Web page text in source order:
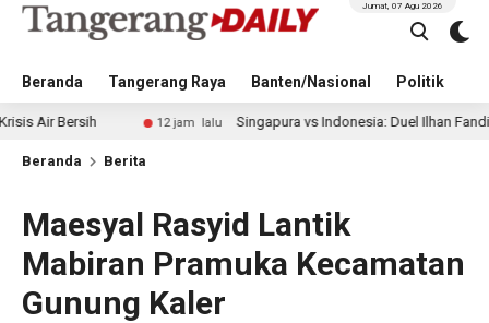
Beranda Tangerang Raya Banten/Nasional Politik
Jumat, 07 Agu 2026
12 jam lalu Singapura vs Indonesia: Duel Ilhan Fandi vs
Beranda Berita
Maesyal Rasyid Lantik
Mabiran Pramuka Kecamatan
Gunung Kaler